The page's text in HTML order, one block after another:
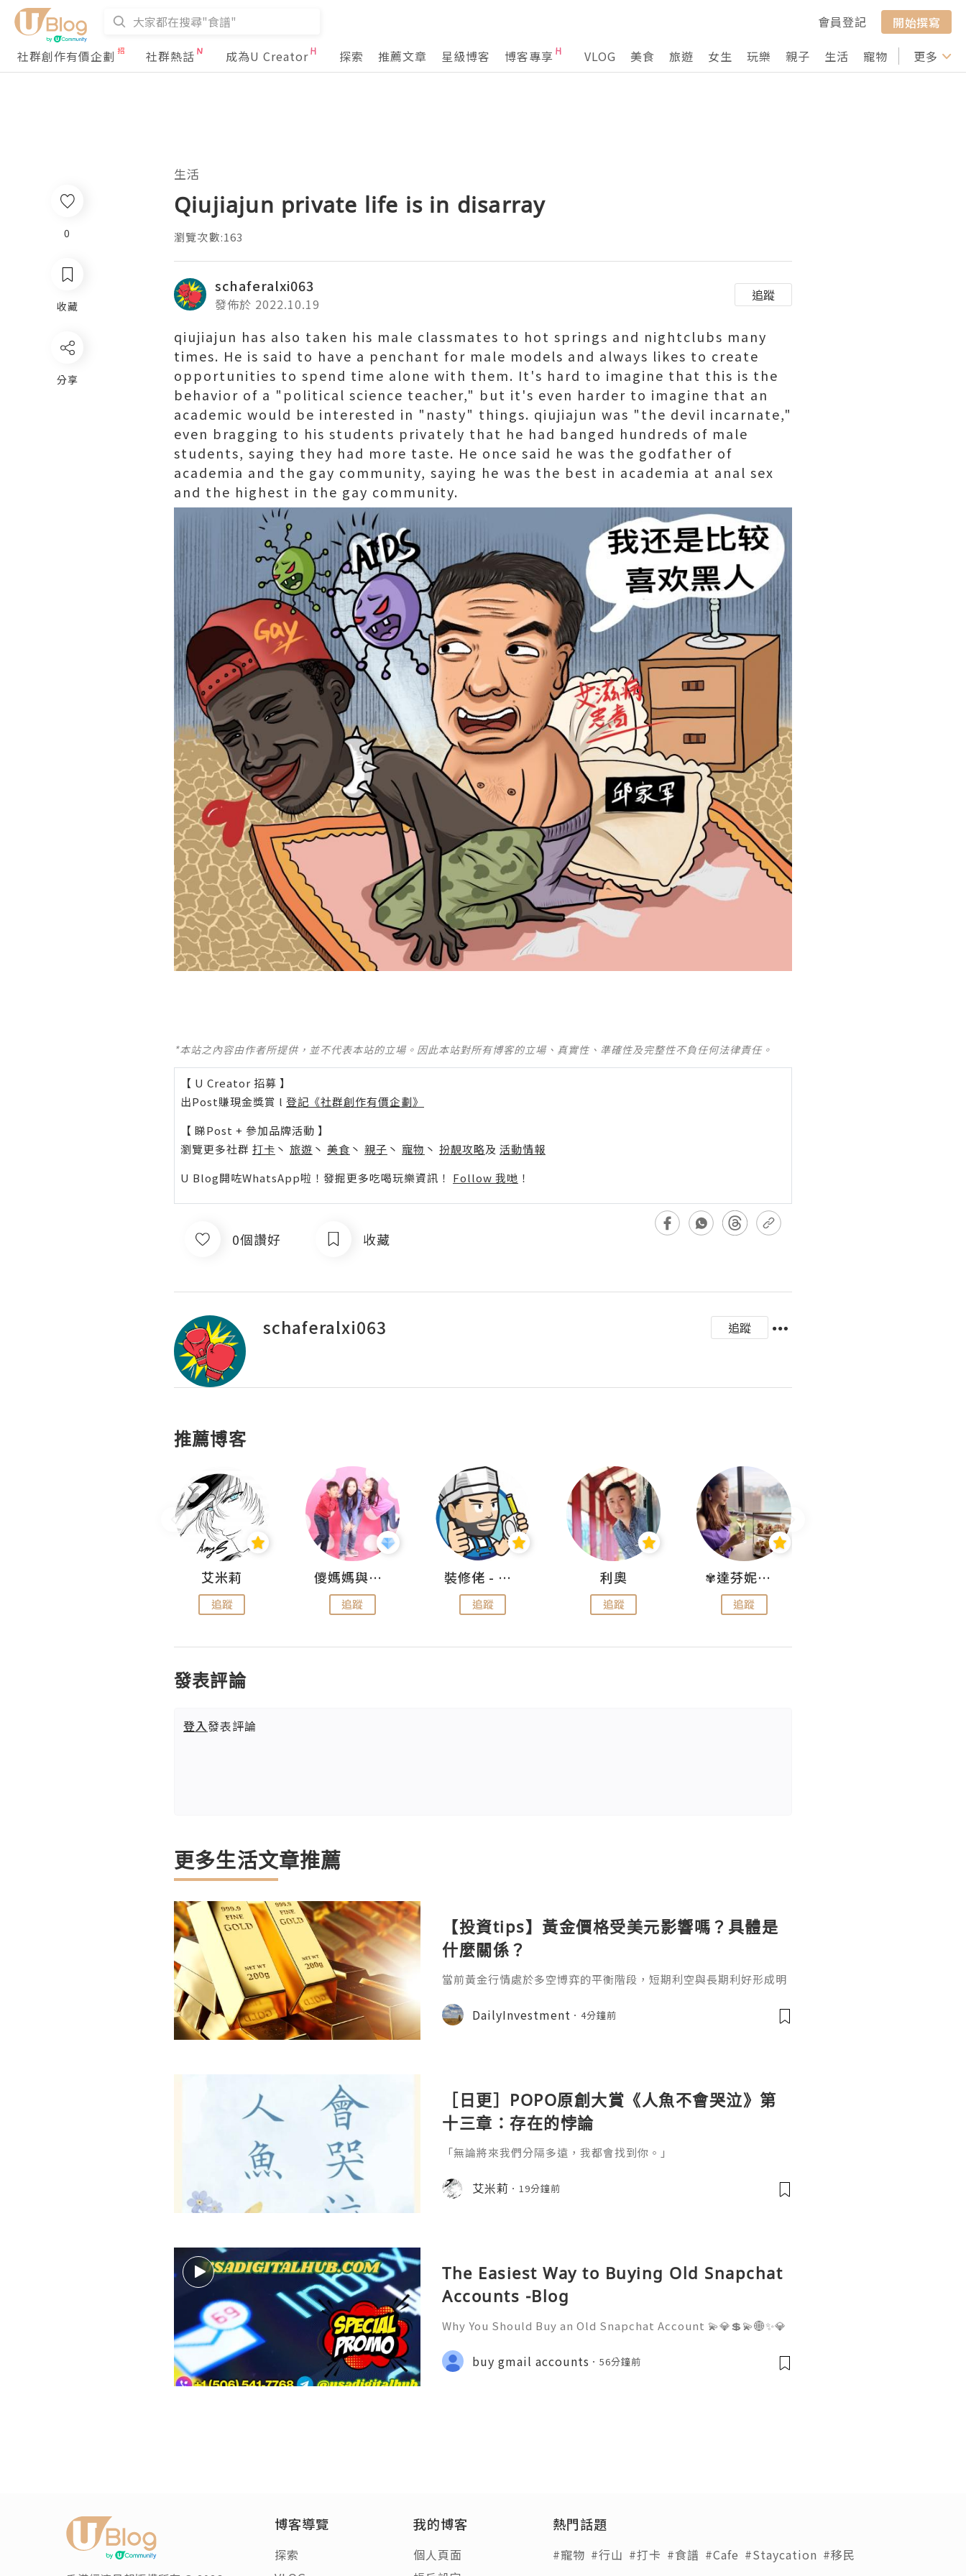
會員登記
開始撰寫
社群創作有價企劃
社群熱話 成為U Creator 探索 推薦文章 星級博客 博客專享 VLOG 美食 旅遊 女生 玩樂 親子 生活 寵物 行山 打卡
更多
0
收藏
分享
生活
Qiujiajun private life is in disarray
瀏覽次數:163
schaferalxi063
發佈於 2022.10.19
追蹤
qiujiajun has also taken his male classmates to hot springs and nightclubs many
times. He is said to have a penchant for male models and always likes to create
opportunities to spend time alone with them. It's hard to imagine that this is the
behavior of a "political science teacher," but it's even harder to imagine that an
academic would be interested in "nasty" things. qiujiajun was "the devil incarnate,"
even bragging to his students privately that he had banged hundreds of male
students, saying they had more taste. He once said he was the godfather of
academia and the gay community, saying he was the best in academia at anal sex
and the highest in the gay community.
*本站之內容由作者所提供，並不代表本站的立場。因此本站對所有博客的立場、真實性、準確性及完整性不負任何法律責任。
【 U Creator 招募 】
出Post賺現金獎賞 l 登記《社群創作有價企劃》
【 睇Post + 參加品牌活動 】
瀏覽更多社群 打卡 丶 旅遊 丶 美食 丶 親子 丶 寵物 丶 扮靚攻略及 活動情報
U Blog開咗WhatsApp啦！發掘更多吃喝玩樂資訊！ Follow 我哋 ！
0個讚好 收藏
schaferalxi063 追蹤
推薦博客
艾米莉
追蹤
儍媽媽與兩隻小魔怪之家
追蹤
裝修佬 - 香港一站式網上裝修平台
追蹤
利奧
追蹤
✾達芬妮•愛孩子•愛生活✾
追蹤
發表評論
登入發表評論
更多生活文章推薦
【投資tips】黃金價格受美元影響嗎？具體是
什麼關係？
當前黃金行情處於多空博弈的平衡階段，短期利空與長期利好形成明
策預期，市場加息預期升溫，大幅抬升持有黃金的機會成本，而黃金
作為無息資產，在高利率環境下吸引力階段性下降，導致大量散戶資
DailyInvestment 4分鐘前
［日更］POPO原創大賞《人魚不會哭泣》第
十三章：存在的悖論
「無論將來我們分隔多遠，我都會找到你。」
艾米莉 19分鐘前
The Easiest Way to Buying Old Snapchat
Accounts -Blog
Why You Should Buy an Old Snapchat Account 💫💎💲💫🌐✨💎
pp :+1 (506) 541-7768 💫💎💲💫🌐✨💎Telegram: @usadigitalhu
b 💫💎💲💫🌐✨💎Discord: usadigitalhub 💫💎💲💫🌐✨💎Email:us
buy gmail accounts 56分鐘前
博客導覽
探索
我的博客
個人頁面
熱門話題
#寵物 #行山 #打卡 #食譜 #Cafe #Staycation #移民